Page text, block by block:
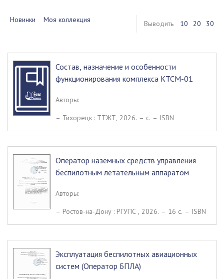
Новинки Моя коллекция Выводить 10 20 30
Состав, назначение и особенности
функционирования комплекса КТСМ-01
Авторы:
– Тихорецк : ТТЖТ, 2026. – c. – ISBN
Оператор наземных средств управления
беспилотным летательным аппаратом
Авторы:
– Ростов-на-Дону : РГУПС , 2026. – 16 c. – ISBN
Эксплуатация беспилотных авиационных
систем (Оператор БПЛА)